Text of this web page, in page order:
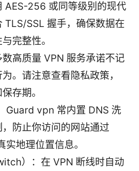
AES-256 或同等级别的现代
TLS/SSL 握手，确保数据在
完整性。
高质量 VPN 服务承诺不记
。请注意查看隐私政策，
存期。
Guard vpn 常内置 DNS 洗
防止你访问的网站通过
实地理位置信息。
）：在 VPN 断线时自动